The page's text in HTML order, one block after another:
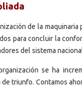
de la
para concluir la
del sistema
se ha
triunfo. Contamos